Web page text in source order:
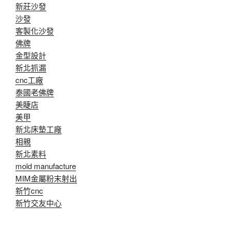
新莊沙發
沙發
客製化沙發
佛牌
金型設計
新北抓漏
cnc工廠
泰國老佛牌
美睫店
美甲
新北床墊工廠
相親
新北素料
mold manufacture
MIM金屬粉末射出
新竹cnc
新竹交友中心